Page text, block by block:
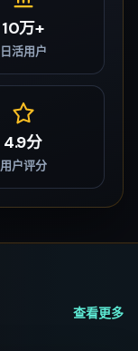
10万+
日活用户
4.9分
用户评分
查看更多